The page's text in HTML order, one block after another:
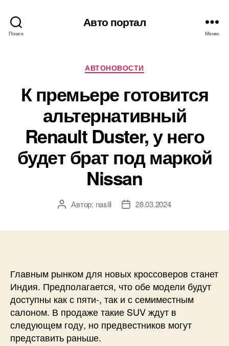
Поиск
Авто портал
Меню
Рубрики
АВТОНОВОСТИ
К премьере готовится
альтернативный
Renault Duster, у него
будет брат под маркой
Nissan
АвторАвтор: naslil
Дата28.03.2024
Главным рынком для новых кроссоверов станет
Индия. Предполагается, что обе модели будут
доступны как с пяти-, так и с семиместным
салоном. В продаже такие SUV ждут в
следующем году, но предвестников могут
представить раньше.